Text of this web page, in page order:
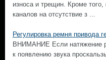
износа и трещин. Кроме
каналов на отсутствие з ...
Регулировка ремня привода
ВНИМАНИЕ Если натяжение
к появлению звука